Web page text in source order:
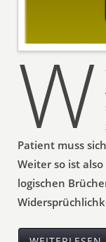
W
Patient muss
Weiter so ist
logischen